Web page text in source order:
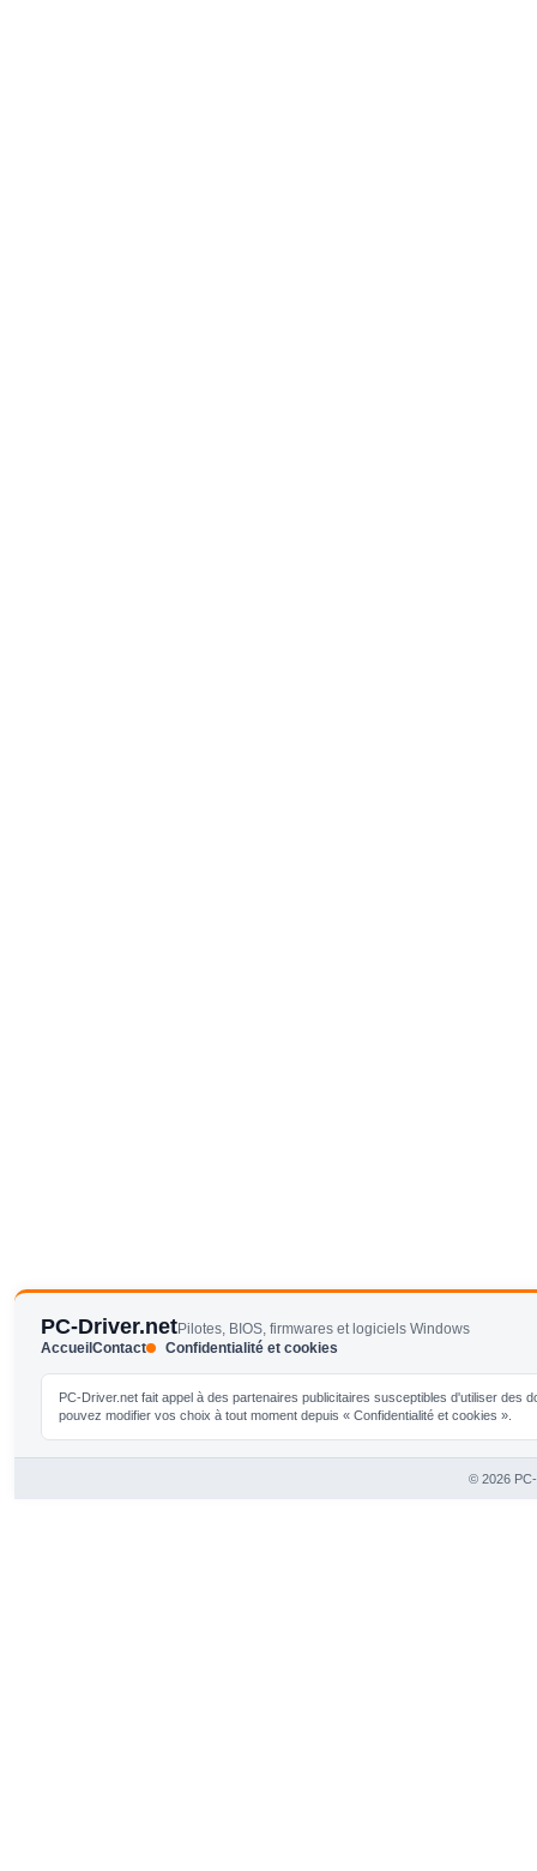
PC-Driver.netPilotes, BIOS, firmwares et logiciels Windows
AccueilContact Confidentialité et cookies
PC-Driver.net fait appel à des partenaires publicitaires susceptibles d'utiliser
pouvez modifier vos choix à tout moment depuis « Confidentialité et cookies ».
© 2026